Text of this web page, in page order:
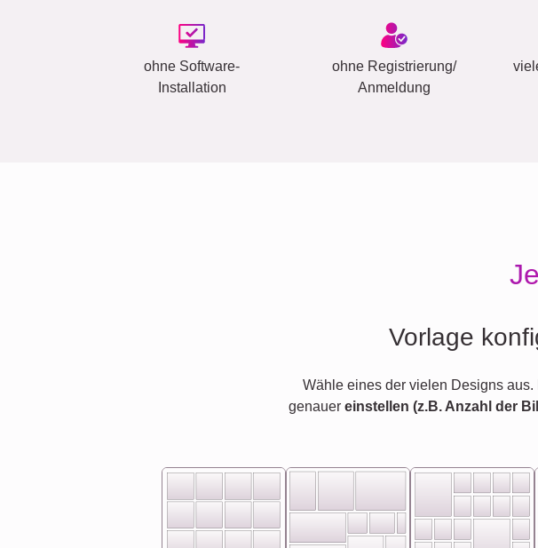
ohne Software-
Installation
ohne Registrierung/
Anmeldung
Vorlage
Wähle eines der vielen Designs aus.
genauer einstellen (z.B. Anzahl der